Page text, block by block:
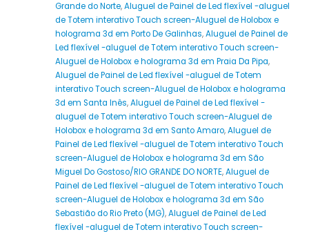
Grande do Norte,Aluguel de Painel de Led flexível -aluguel
de Totem interativo Touch screen-Aluguel de Holobox e
holograma 3d em Porto De Galinhas,Aluguel de Painel de
Led flexível -aluguel de Totem interativo Touch screen-
Aluguel de Holobox e holograma 3d em Praia Da Pipa,
Aluguel de Painel de Led flexível -aluguel de Totem
interativo Touch screen-Aluguel de Holobox e holograma
3d em Santa Inês,Aluguel de Painel de Led flexível -
aluguel de Totem interativo Touch screen-Aluguel de
Holobox e holograma 3d em Santo Amaro,Aluguel de
Painel de Led flexível -aluguel de Totem interativo Touch
screen-Aluguel de Holobox e holograma 3d em São
Miguel Do Gostoso/RIO GRANDE DO NORTE,Aluguel de
Painel de Led flexível -aluguel de Totem interativo Touch
screen-Aluguel de Holobox e holograma 3d em São
Sebastião do Rio Preto (MG),Aluguel de Painel de Led
flexível -aluguel de Totem interativo Touch screen-